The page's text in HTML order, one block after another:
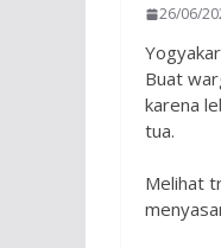
26/06/
Buat
karena
tua.
Melihat